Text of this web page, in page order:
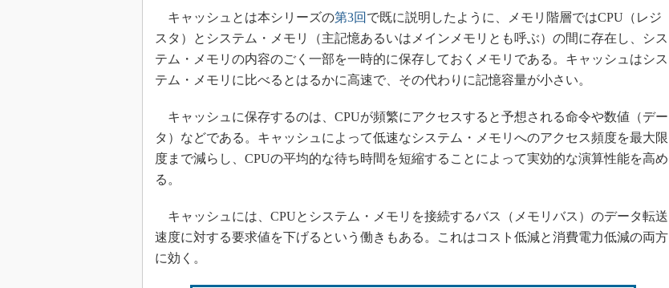
キャッシュとは本シリーズの第3回 で既に説明したように、メモリ階層ではCPU（レジ
スタ）とシステム・メモリ（主記憶あるいはメインメモリとも呼ぶ）の間に存在し、シス
テム・メモリの内容のごく一部を一時的に保存しておくメモリである。キャッシュはシス
テム・メモリに比べるとはるかに高速で、その代わりに記憶容量が小さい。
キャッシュに保存するのは、CPUが頻繁にアクセスすると予想される命令や数値（デー
タ）などである。キャッシュによって低速なシステム・メモリへのアクセス頻度を最大限
度まで減らし、CPUの平均的な待ち時間を短縮することによって実効的な演算性能を高め
る。
キャッシュには、CPUとシステム・メモリを接続するバス（メモリバス）のデータ転送
速度に対する要求値を下げるという働きもある。これはコスト低減と消費電力低減の両方
に効く。